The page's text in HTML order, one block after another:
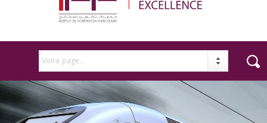
Votre page..